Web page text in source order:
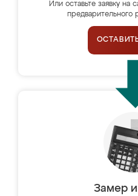
Или оставьте заявку на
предварительного
Замер